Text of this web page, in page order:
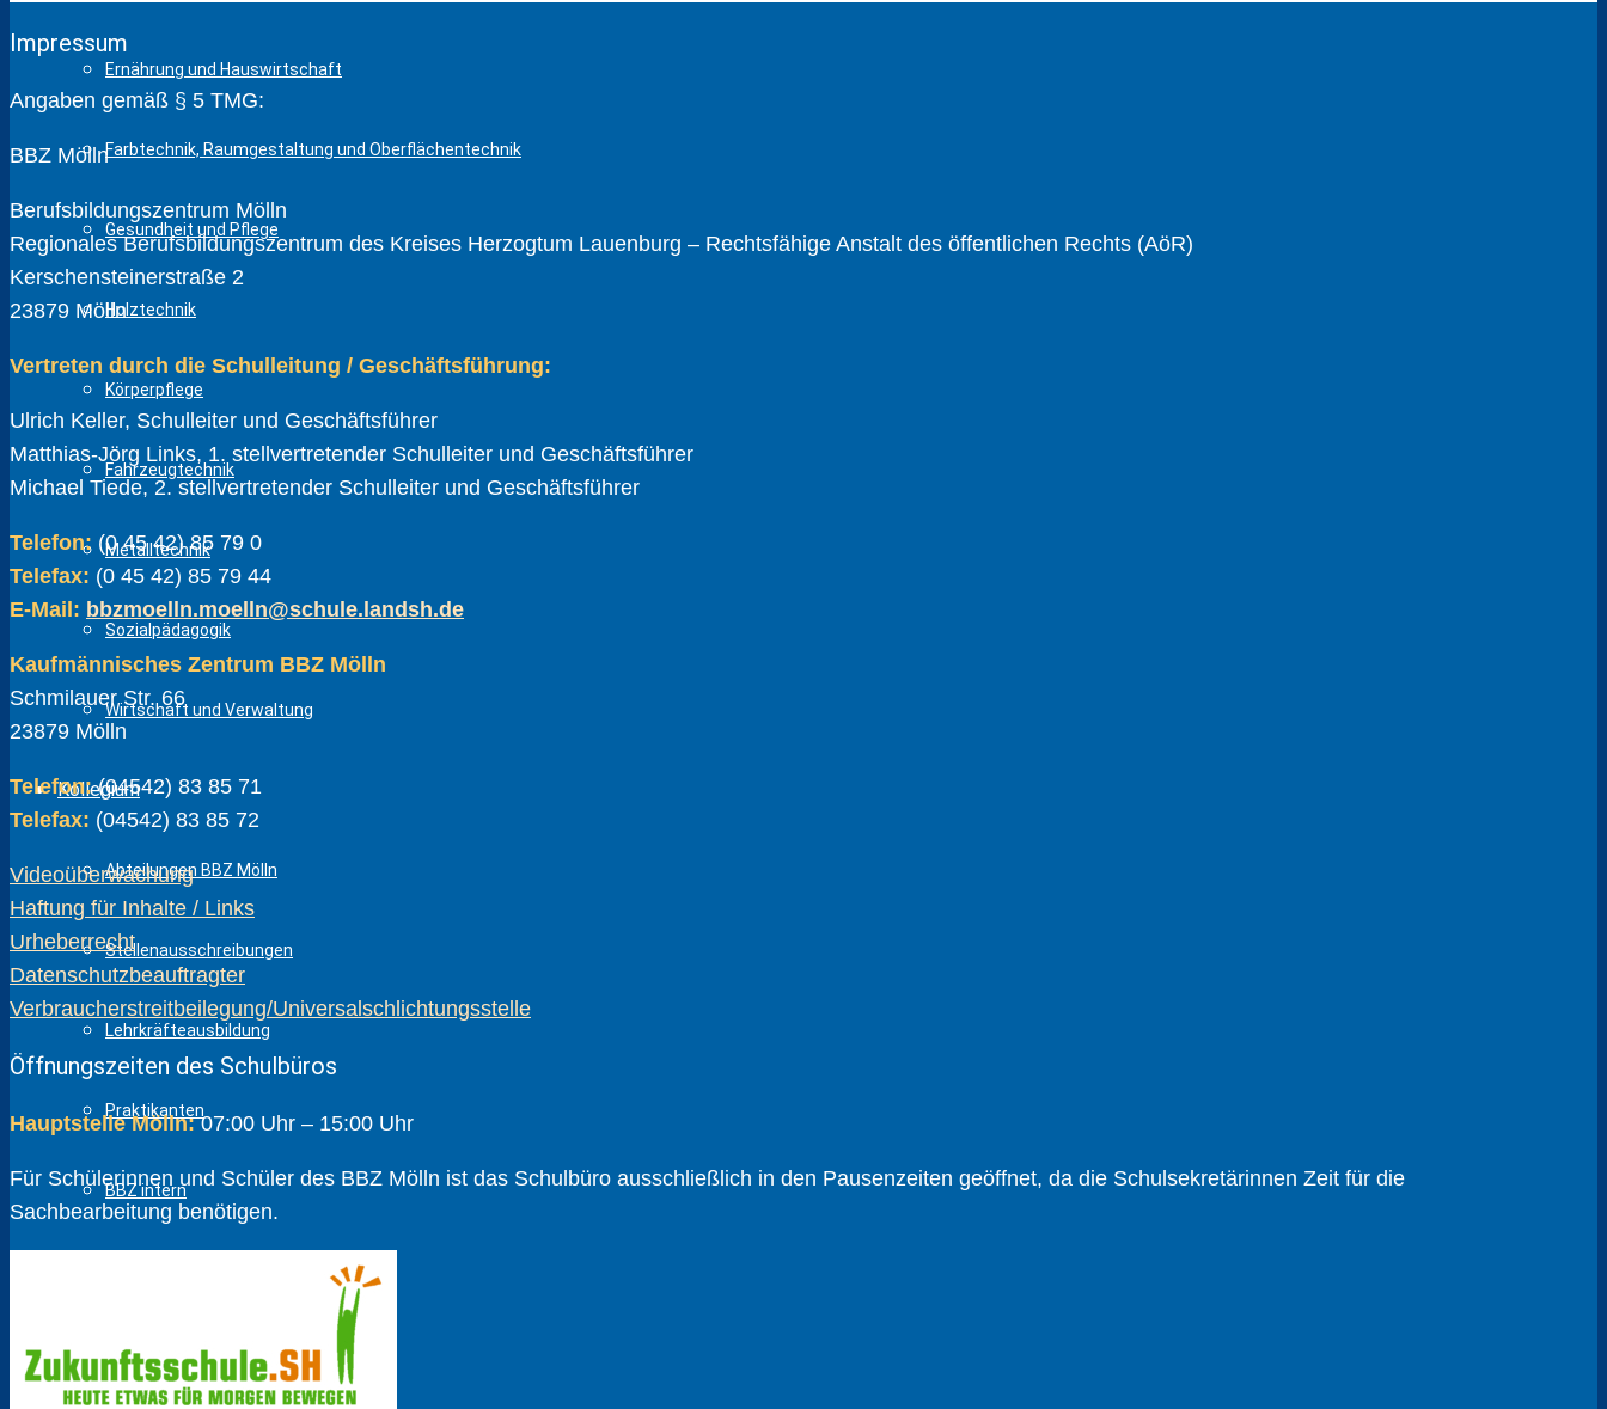
Ernährung und Hauswirtschaft
Farbtechnik, Raumgestaltung und Oberflächentechnik
Gesundheit und Pflege
Holztechnik
Körperpflege
Fahrzeugtechnik
Metalltechnik
Sozialpädagogik
Wirtschaft und Verwaltung
Kollegium
Abteilungen BBZ Mölln
Stellenausschreibungen
Lehrkräfteausbildung
Praktikanten
BBZ intern
SchülerInnen
Impressum
Angaben gemäß § 5 TMG:
BBZ Mölln
Berufsbildungszentrum Mölln
Regionales Berufsbildungszentrum des Kreises Herzogtum Lauenburg – Rechtsfähige Anstalt des öffentlichen Rechts (AöR)
Kerschensteinerstraße 2
23879 Mölln
Vertreten durch die Schulleitung / Geschäftsführung:
Ulrich Keller, Schulleiter und Geschäftsführer
Matthias-Jörg Links, 1. stellvertretender Schulleiter und Geschäftsführer
Michael Tiede, 2. stellvertretender Schulleiter und Geschäftsführer
Telefon: (0 45 42) 85 79 0
Telefax: (0 45 42) 85 79 44
E-Mail: bbzmoelln.moelln@schule.landsh.de
Kaufmännisches Zentrum BBZ Mölln
Schmilauer Str. 66
23879 Mölln
Telefon:(04542) 83 85 71
Telefax: (04542) 83 85 72
Videoüberwachung
Haftung für Inhalte / Links
Urheberrecht
Datenschutzbeauftragter
Verbraucherstreitbeilegung/Universalschlichtungsstelle
Öffnungszeiten des Schulbüros
Hauptstelle Mölln:07:00 Uhr – 15:00 Uhr
Für Schülerinnen und Schüler des BBZ Mölln ist das Schulbüro ausschließlich in den Pausen­zeiten geöffnet, da die Schul­sekretärinnen Zeit für die
Sach­bear­beitung benötigen.